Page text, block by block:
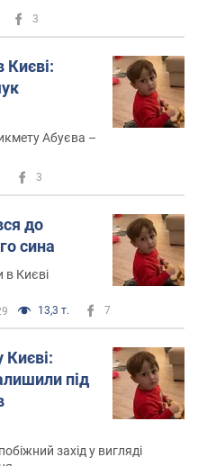
— Доцент кафедри
університету
України у м. Київ.
обласної ради
-
– Світлана Шпігель,
та донька російського
магната Бориса
з якою у них
який трагічно загинув
3
Києві:
Абуєва –
3
до
сина
в Києві
13,3 т. 7
Києві:
під
захід у вигляді